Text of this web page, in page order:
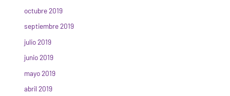
octubre 2019
septiembre 2019
julio 2019
junio 2019
mayo 2019
abril 2019